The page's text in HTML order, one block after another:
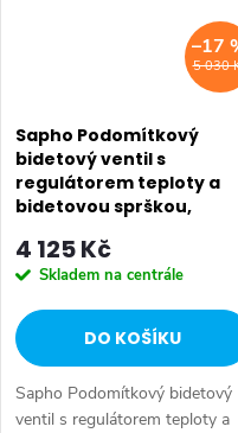
5 030
–17
Sapho Podomítkový
bidetový ventil s
regulátorem teploty a
bidetovou sprškou,
4 125 Kč
Skladem na centrále
DO KOŠÍKU
Sapho Podomítkový bidetový
ventil s regulátorem teploty a